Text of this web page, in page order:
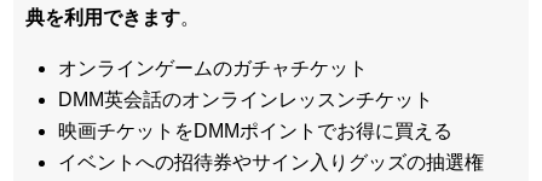
典を利用できます。
オンラインゲームのガチャチケット
DMM英会話のオンラインレッスンチケット
映画チケットをDMMポイントでお得に買える
イベントへの招待券やサイン入りグッズの抽選権